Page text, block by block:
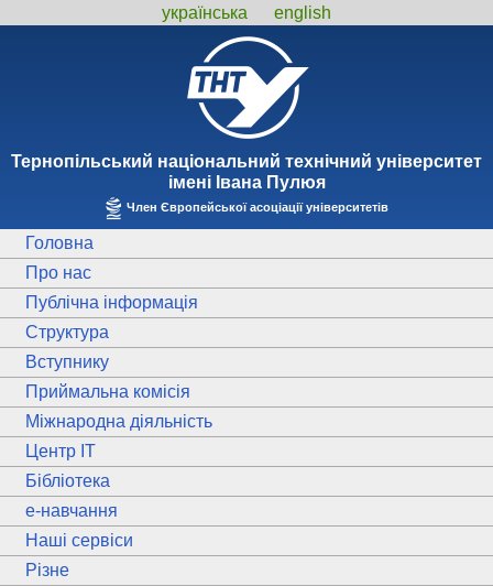
українська english
Тернопiльський національний технiчний унiверситет
iменi Iвана Пулюя
Член Європейської асоціації університетів
Головна
Про нас
Публічна інформація
Структура
Вступнику
Приймальна комісія
Міжнародна діяльність
Центр ІТ
Бібліотека
e-навчання
Наші сервіси
Різне